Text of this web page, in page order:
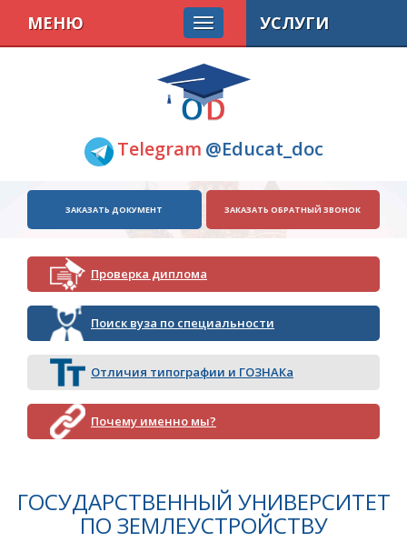
Telegram @Educat_doc
МЕНЮ
ЗАКАЗАТЬ ДОКУМЕНТ ЗАКАЗАТЬ ОБРАТНЫЙ ЗВОНОК
Проверка диплома
Поиск вуза по специальности
Отличия типографии и ГОЗНАКа
Почему именно мы?
УСЛУГИ
ГОСУДАРСТВЕННЫЙ УНИВЕРСИТЕТ
ПО ЗЕМЛЕУСТРОЙСТВУ